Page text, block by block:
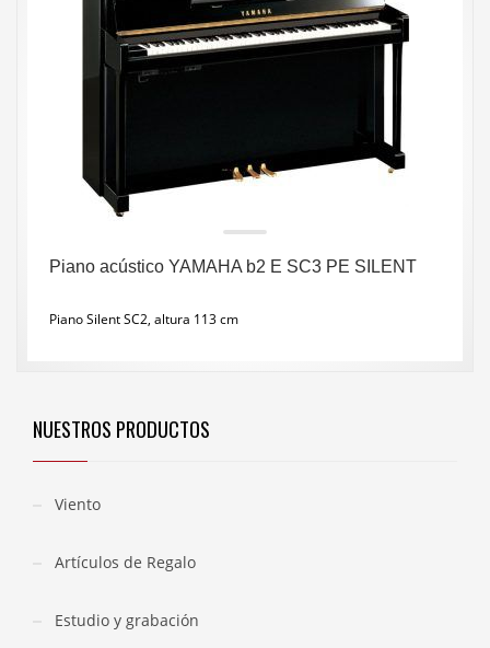
Piano acústico YAMAHA b2 E SC3 PE SILENT
Piano Silent SC2, altura 113 cm
NUESTROS PRODUCTOS
Viento
Artículos de Regalo
Estudio y grabación